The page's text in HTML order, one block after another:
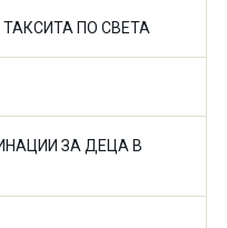
ПО СВЕТА
ЗА ДЕЦА В